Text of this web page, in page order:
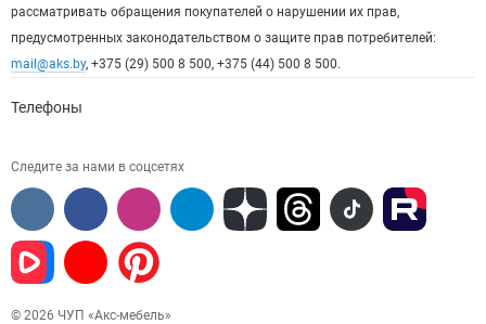
рассматривать обращения покупателей о нарушении их прав,
предусмотренных законодательством о защите прав потребителей:
mail@aks.by, +375 (29) 500 8 500, +375 (44) 500 8 500.
Телефоны
Следите за нами в соцсетях
© 2026 ЧУП «Акс-мебель»